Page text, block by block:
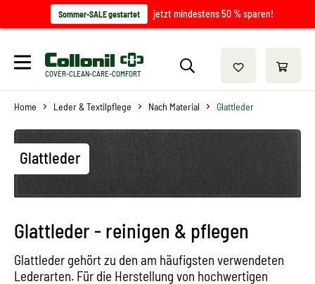
Sommer-SALE gestartet jetzt mindestens 50 % sparen!
COVER-CLEAN-CARE-COMFORT
Home Leder & Textilpflege Nach Material Glattleder
Glattleder
Glattleder - reinigen & pflegen
Glattleder gehört zu den am häufigsten verwendeten
Lederarten. Für die Herstellung von hochwertigen